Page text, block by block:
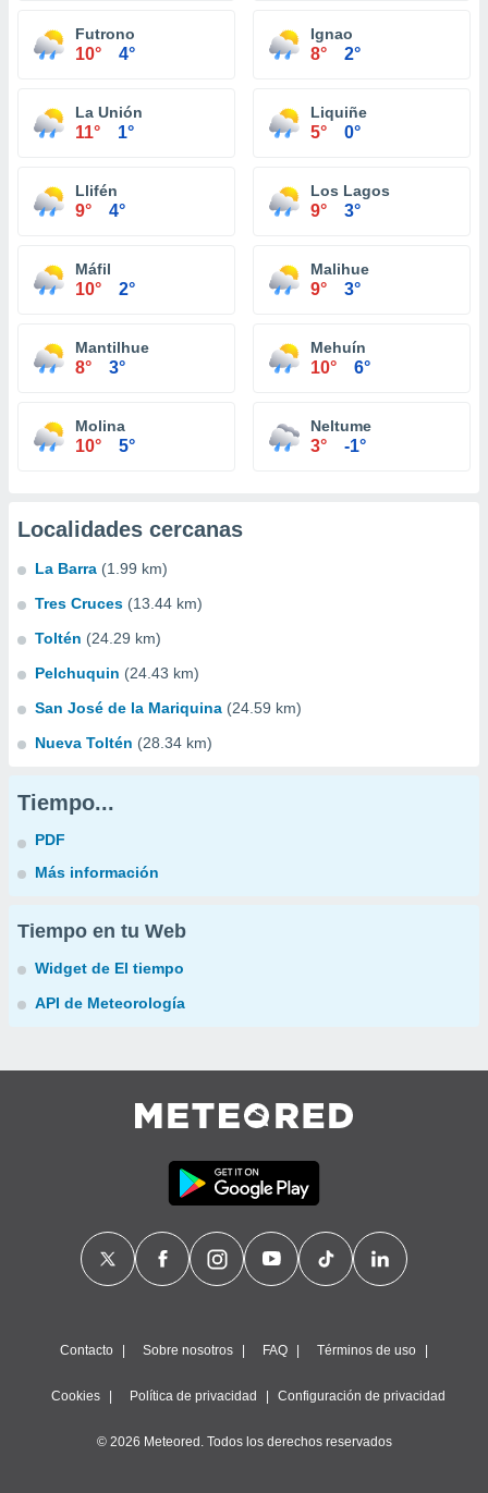
Futrono
10° 4°
Ignao
8° 2°
La Unión
11° 1°
Liquiñe
5° 0°
Llifén
9° 4°
Los Lagos
9° 3°
Máfil
10° 2°
Malihue
9° 3°
Mantilhue
8° 3°
Mehuín
10° 6°
Molina
10° 5°
Neltume
3° -1°
Localidades cercanas
La Barra (1.99 km)
Tres Cruces (13.44 km)
Toltén (24.29 km)
Pelchuquin (24.43 km)
San José de la Mariquina (24.59 km)
Nueva Toltén (28.34 km)
Tiempo...
PDF
Más información
Tiempo en tu Web
Widget de El tiempo
API de Meteorología
Contacto Sobre nosotros FAQ Términos de uso
Cookies Política de privacidad Configuración de privacidad
© 2026 Meteored. Todos los derechos reservados